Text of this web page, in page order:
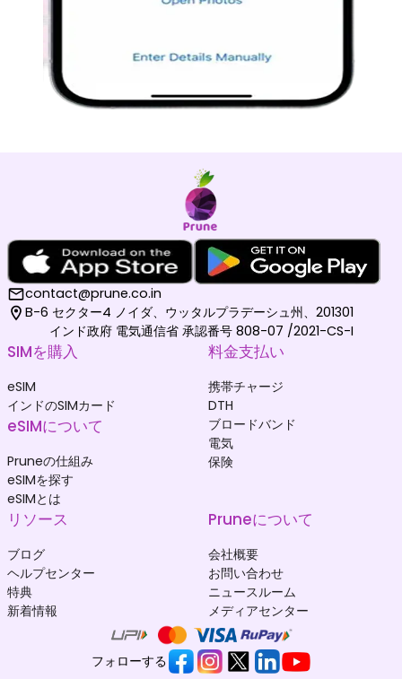
contact@prune.co.in
B-6 セクター4 ノイダ、ウッタルプラデーシュ州、201301
インド政府 電気通信省 承認番号 808-07 /2021-CS-I
SIMを購入
eSIM
インドのSIMカード
eSIMについて
Pruneの仕組み
eSIMを探す
eSIMとは
料金支払い
携帯チャージ
DTH
ブロードバンド
電気
保険
リソース
ブログ
ヘルプセンター
特典
新着情報
Pruneについて
会社概要
お問い合わせ
ニュースルーム
メディアセンター
フォローする